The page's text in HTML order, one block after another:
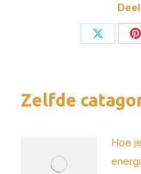
Deel
Zelfde
Hoe